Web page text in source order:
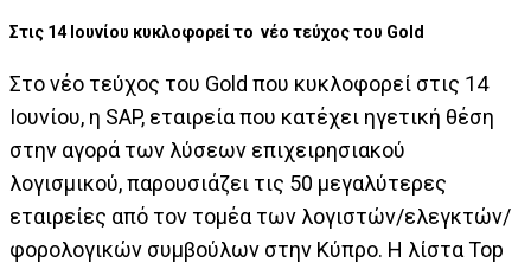
Στις 14 Ιουνίου κυκλοφορεί το νέο τεύχος του Gold
Στο νέο τεύχος του Gold που κυκλοφορεί στις 14
Ιουνίου, η SAP, εταιρεία που κατέχει ηγετική θέση
στην αγορά των λύσεων επιχειρησιακού
λογισμικού, παρουσιάζει τις 50 μεγαλύτερες
εταιρείες από τον τομέα των λογιστών/ελεγκτών/
φορολογικών συμβούλων στην Κύπρο. Η λίστα Top